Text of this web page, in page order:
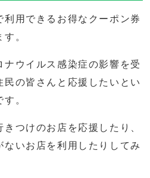
利用できるお得なクーポン券
。
ナウイルス感染症の影響を受
民の皆さんと応援したいとい
。
つけのお店を応援したり、
ないお店を利用したりしてみ